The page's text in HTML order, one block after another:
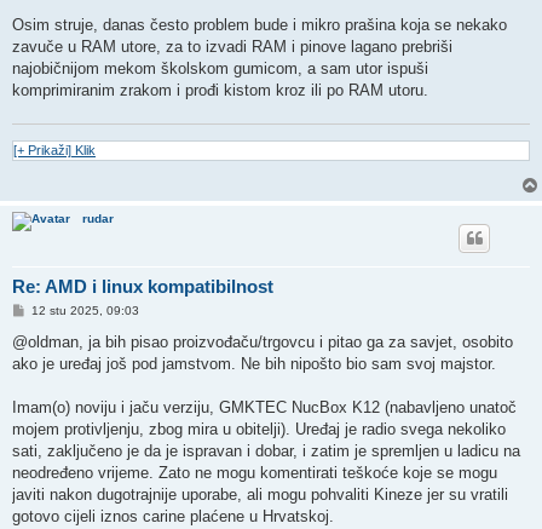
Osim struje, danas često problem bude i mikro prašina koja se nekako
zavuče u RAM utore, za to izvadi RAM i pinove lagano prebriši
najobičnijom mekom školskom gumicom, a sam utor ispuši
komprimiranim zrakom i prođi kistom kroz ili po RAM utoru.
[+ Prikaži] Klik
rudar
Re: AMD i linux kompatibilnost
P
s
12 stu 2025, 09:03
@oldman, ja bih pisao proizvođaču/trgovcu i pitao ga za savjet, osobito
ako je uređaj još pod jamstvom. Ne bih nipošto bio sam svoj majstor.
Imam(o) noviju i jaču verziju, GMKTEC NucBox K12 (nabavljeno unatoč
mojem protivljenju, zbog mira u obitelji). Uređaj je radio svega nekoliko
sati, zaključeno je da je ispravan i dobar, i zatim je spremljen u ladicu na
neodređeno vrijeme. Zato ne mogu komentirati teškoće koje se mogu
javiti nakon dugotrajnije uporabe, ali mogu pohvaliti Kineze jer su vratili
gotovo cijeli iznos carine plaćene u Hrvatskoj.